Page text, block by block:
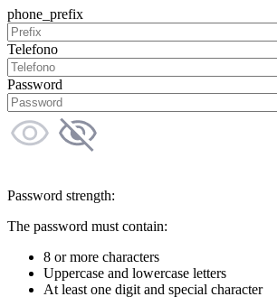
phone_prefix
Telefono
Password
Password strength:
The password must contain:
8 or more characters
Uppercase and lowercase letters
At least one digit and special character